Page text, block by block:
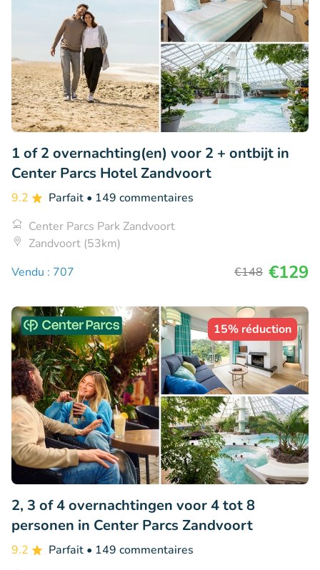
1 of 2 overnachting(en) voor 2 + ontbijt in
Center Parcs Hotel Zandvoort
9.2 Parfait • 149 commentaires
Center Parcs Park Zandvoort
Zandvoort (53km)
Vendu : 707
€148 €129
15% réduction
2, 3 of 4 overnachtingen voor 4 tot 8
personen in Center Parcs Zandvoort
9.2 Parfait • 149 commentaires